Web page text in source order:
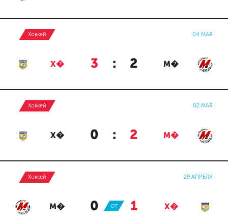
Хоккей 04 МАЯ
Х� 3 : 2 М�
Хоккей 02 МАЯ
Х� 0 : 2 М�
Хоккей 29 АПРЕЛЯ
М� 0 : 1 Х�
ОТ